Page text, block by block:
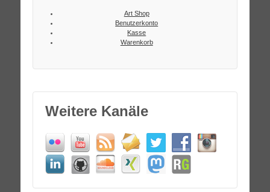
Art Shop
Benutzerkonto
Kasse
Warenkorb
Weitere Kanäle